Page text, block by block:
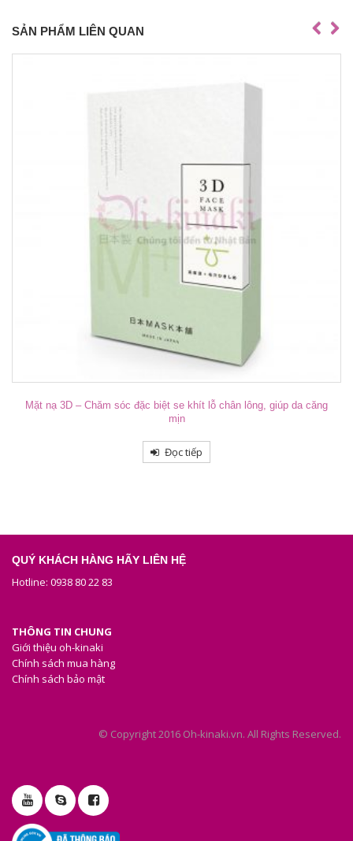
SẢN PHẨM LIÊN QUAN
Mặt nạ 3D – Chăm sóc đặc biệt se khít lỗ chân lông, giúp da căng
mịn
Đọc tiếp
QUÝ KHÁCH HÀNG HÃY LIÊN HỆ
Hotline: 0938 80 22 83
THÔNG TIN CHUNG
Giới thiệu oh-kinaki
Chính sách mua hàng
Chính sách bảo mật
© Copyright 2016 Oh-kinaki.vn. All Rights Reserved.